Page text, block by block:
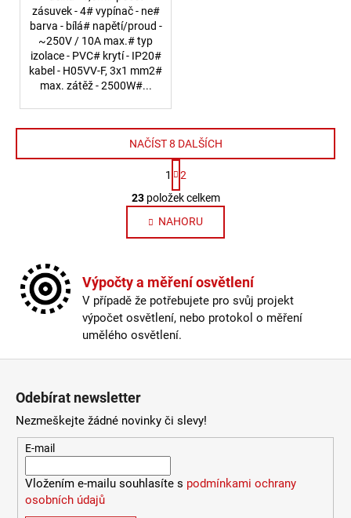
zásuvek - 4# vypínač - ne#
barva - bílá# napětí/proud -
~250V / 10A max.# typ
izolace - PVC# krytí - IP20#
kabel - H05VV-F, 3x1 mm2#
max. zátěž - 2500W#...
Ovládací prvky výpisu
NAČÍST 8 DALŠÍCH
Stránkování
1
2
23položek celkem
NAHORU
Výpočty a měření osvětlení
V případě že potřebujete pro svůj projekt
výpočet osvětlení, nebo protokol o měření
umělého osvětlení.
Odebírat newsletter
Nezmeškejte žádné novinky či slevy!
E-mail
Vložením e-mailu souhlasíte s podmínkami ochrany
osobních údajů